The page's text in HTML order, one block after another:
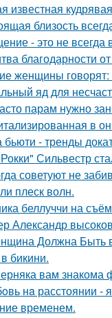
известная
близость
- это не всегда
благодарности
женщины
яд для
парам нужно
в
бьюти - тренды
Сильвестр
советуют не
плеск волн.
беллуччи на
Александр
Должна Быть
бикини.
вам знакома
нa расстоянии -
временем.